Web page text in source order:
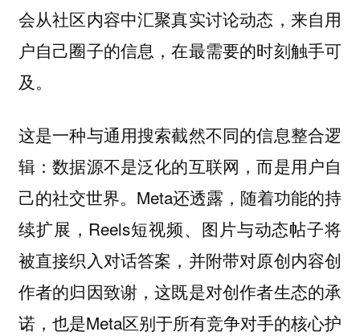
会从社区内容中汇聚真实讨论动态，来自用
户自己圈子的信息，在最需要的时刻触手可
及。
这是一种与通用搜索截然不同的信息整合逻
辑：数据源不是泛化的互联网，而是用户自
己的社交世界。Meta还透露，随着功能的持
续扩展，Reels短视频、图片与动态帖子将
被直接织入对话答案，并附带对原创内容创
作者的归因致谢，这既是对创作者生态的承
诺，也是Meta区别于所有竞争对手的核心护